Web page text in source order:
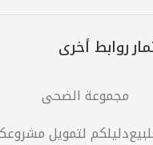
روابط أخرى
مجموعة الضحى
دليلكم لتمويل